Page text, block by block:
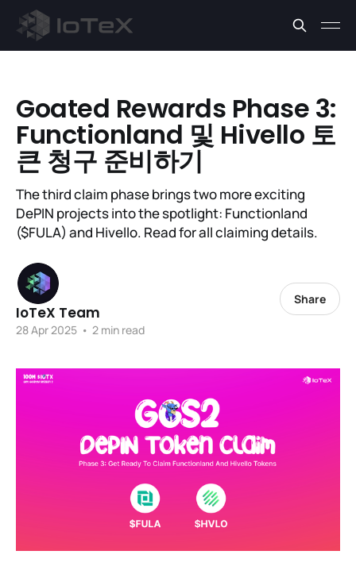
Goated Rewards Phase 3:
Functionland 및 Hivello 토
큰 청구 준비하기
The third claim phase brings two more exciting
DePIN projects into the spotlight: Functionland
($FULA) and Hivello. Read for all claiming details.
IoTeX Team
28 Apr 2025 • 2 min read
Share